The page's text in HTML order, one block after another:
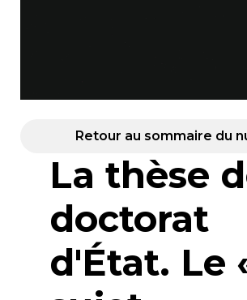
Retour au sommaire du
La thèse
doctorat
d'État. Le